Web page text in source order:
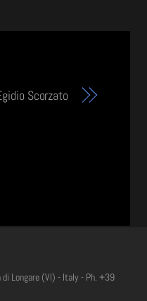
Scorzato
Longare (VI) - Italy - Ph. +39